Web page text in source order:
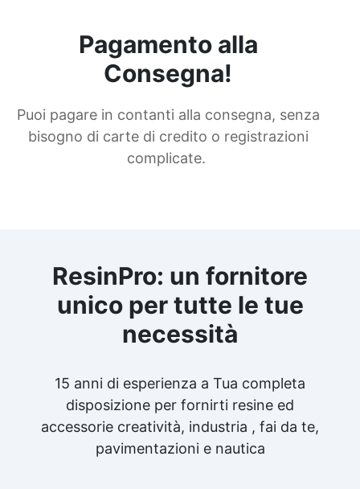
Pagamento alla
Consegna!
Puoi pagare in contanti alla consegna, senza
bisogno di carte di credito o registrazioni
complicate.
ResinPro: un fornitore
unico per tutte le tue
necessità
15 anni di esperienza a Tua completa
disposizione per fornirti resine ed
accessorie creatività, industria , fai da te,
pavimentazioni e nautica